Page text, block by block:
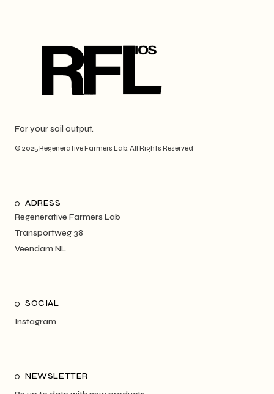
For your soil output.
© 2025 Regenerative Farmers Lab, All Rights Reserved
ADRESS
Regenerative Farmers Lab
Transportweg 38
Veendam NL
SOCIAL
Instagram
NEWSLETTER